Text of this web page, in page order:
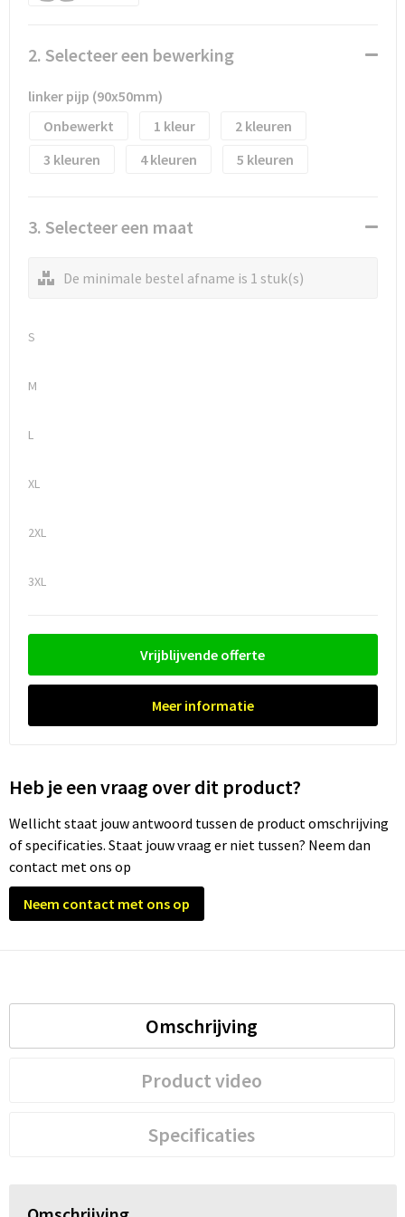
Reistassen
Reistassensets
Rugzakken bedrukken
Schoudertassen
Sporttassen
Waterbestendige tassen
Veiligheidsvesten en Veiligheidshesjes
Vesten
Oog- en gelaatsbescherming
Ademhalingsbescherming
Valbeveiliging
2. Selecteer een bewerking
linker pijp (90x50mm)
Onbewerkt
1
2
3
4 5
3. Selecteer een maat
De minimale bestel afname is 1 stuk(s)
S
M
L
XL
2XL
3XL
Vrijblijvende offerte
Meer informatie
Heb je een vraag over dit product?
Wellicht staat jouw antwoord tussen de product omschrijving
of specificaties. Staat jouw vraag er niet tussen? Neem dan
contact met ons op
Neem contact met ons op
Omschrijving
Product video
Specificaties